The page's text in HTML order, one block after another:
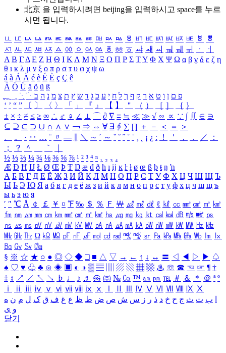
北京 을 입력하시려면 beijing을 입력하시고 space를 누르
시면 됩니다.
ㅥ ㅦ ㅧ ㅨ ㅩ ㅪ ㅫ ㅬ ㅭ ㅮ ㅯ ㅰ ㅱ ㅲ ㅳ ㅴ ㅵ ㅶ ㅷ ㅸ
ㅹ
ㅺ ㅻ ㅼ ㅽ ㅾ ㅿ ㆀ ㆁ ㆂ ㆃ ㆄ ㆅ ㆆ ㆇ ㆈ ㆉ ㆊ ㆋ ㆌ ㆍ
ㆎ
Α Β ΓΔ Ε Ζ Η Θ Ι ΚΛ Μ Ν Ξ Ο Π Ρ Σ ΤΥ Φ Χ Ψ Ω α β γ δ ε ζ η
θ ι κ λ μ ν ξ ο π ρ σ τ υ φ χ ψ ω
á à Á À é è É È ç Ç ê
Ä Ö Ü ä ö ü ß
ִֶֹ ֻּ ׁׂ פ ם ן ו ט א ר ק ף ך ל ח י ע כ ג ד ש ץ ת צ מ נ ה ב
‘ ’ “ ” 〔 〕 〈 〉 「 」 『 』 【 】 ＂ （ ） ［ ］ ｛ ｝
± × ÷ ≠ ≤ ≥ ∞ ∴ ♂ ♀ ∠ ⊥ ⌒ ∂ ∇ ≡ ≒ ≪ ≫ √ ∽ ∝ ∵ ∫ ∬ ∈ ∋
⊆ ⊇ ⊂ ⊃ ∪ ∩ ∧ ∨ ￢ ⇒ ⇔ ∀ ∃ ∮ ∑ ∏ ＋ － ＜ ＝
＞
、
。 · ‥ … ¨ 〃 ― ＼ ∼ ´ ～ ˇ ˘ ˝ ˚ ˙ ¸ ¡ ¿ ː ！ ＇ ， ． ／
：
；
？ ＾ ｀
½ ⅓ ⅔ ¼ ¾ ⅛ ⅜ ⅝ ⅞ ¹ ² ³ ⁴ ⁿ ₁ ₂ ₃ ₄
Æ Ð Ħ Ĳ Ł Ø Œ Þ Ŧ Ŋ æ đ ð ħ ı ĳ ĸ ŀ ł ø œ ß þ ŧ ŋ ŉ
А Б В Г Д Е Ё Ж З И Й К Л М Н О П Р С Т У Ф Х Ц Ч Ш Щ Ъ
Ы Ь Э Ю Я а б в г д е ё ж з и й к л м н о п р с т у ф х ц ч ш щ ъ
ы ь э ю я
′ ″ ℃ Å ￠ ￡ ￥ ¤ ℉ ‰ ＄ ％ Ｆ ￦ ㎕ ㎖ ㎗ ℓ ㎘ ㏄ ㎣ ㎤ ㎥ ㎦
㎙ ㎚ ㎛ ㎜ ㎝ ㎞ ㎟ ㎠ ㎡ ㎢ ㏊ ㎍ ㎎ ㎏ ㏏ ㎈ ㎉ ㏈ ㎧ ㎨ ㎰
㎱ ㎲ ㎳ ㎴ ㎵ ㎶ ㎷ ㎸ ㎹ ㎀ ㎁ ㎂ ㎃ ㎄ ㎺ ㎻ ㎽ ㎾ ㎿ ㎐ ㎑
㎒ ㎓ ㎔ Ω ㏀ ㏁ ㎊ ㎋ ㎌ ㏖ ㏅ ㎭ ㎮ ㎯ ㏛ ㎩ ㎪ ㎫ ㎬ ㏝ ㏐
㏓
㏃ ㏉ ㏜ ㏆
§ ※ ☆ ★ ○ ● ◎ ◇ ◆ □ ■ △ ▽ → ← ↑ ↓ ↔ 〓 ◁ ◀ ▷ ▶ ♤
♠ ♡ ♥ ♧ ♣ ⊙ ◈ ▣ ◐ ◑ ▒ ▤ ▨ ▧ ▦ ▩ ♨ ☏ ☎ ☜ ☞ ¶ †
‡ ↕ ↗ ↙ ↖ ↘ ♭ ♩ ♪ ♬ ㉿ ㈜ № ㏇ ™ ㏂ ㏘ ℡ ＃ ＆ ＊ ＠ ª º
ⅰ
ⅱ ⅲ ⅳ ⅴ ⅵ ⅶ ⅷ ⅸ ⅹ Ⅳ Ⅴ Ⅵ Ⅶ Ⅷ Ⅸ Ⅹ
ب ت ث ج ح خ د ذ ر ز س ش ص ض ط ظ ع غ ف ق ک ل م ن ه
و ی
닫기